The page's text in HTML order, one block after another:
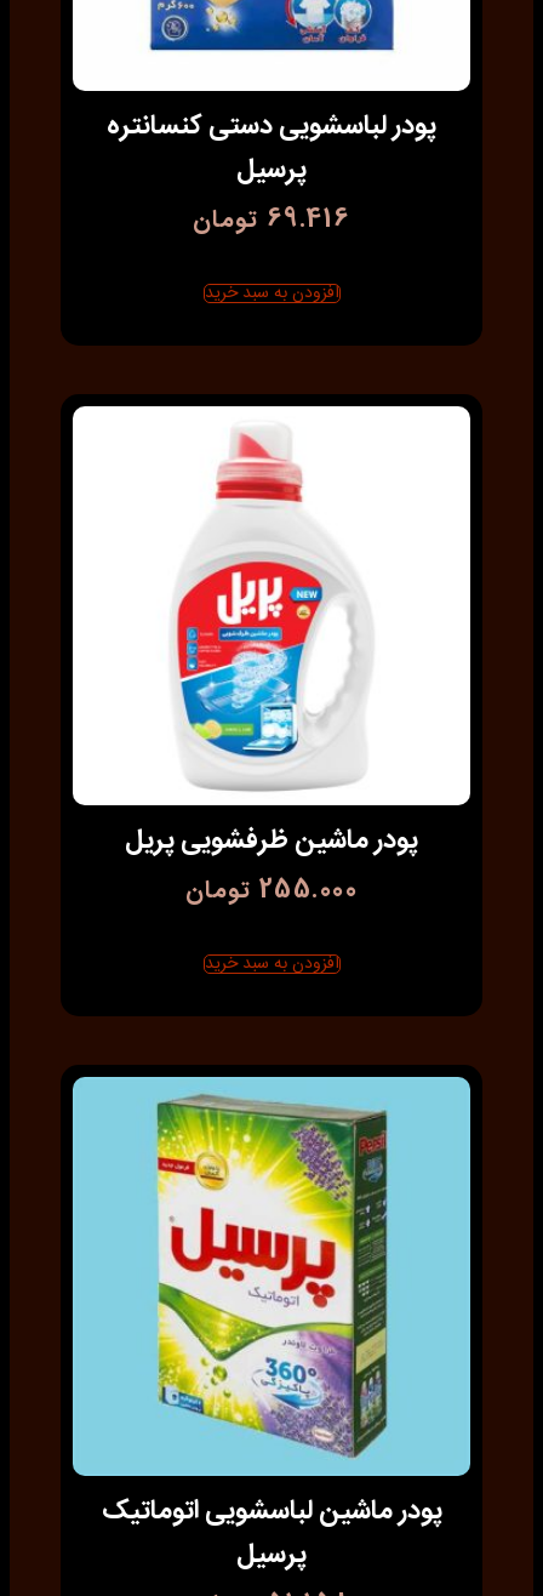
پودر لباسشویی دستی کنسانتره
پرسیل
69.416 تومان
افزودن به سبد خرید
پودر ماشین ظرفشویی پریل
255.000 تومان
افزودن به سبد خرید
پودر ماشین لباسشویی اتوماتیک
پرسیل